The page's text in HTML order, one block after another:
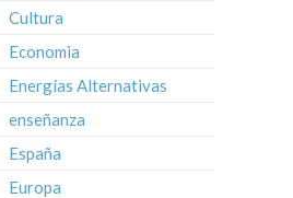
Cultura
Economia
Energías Alternativas
enseñanza
España
Europa